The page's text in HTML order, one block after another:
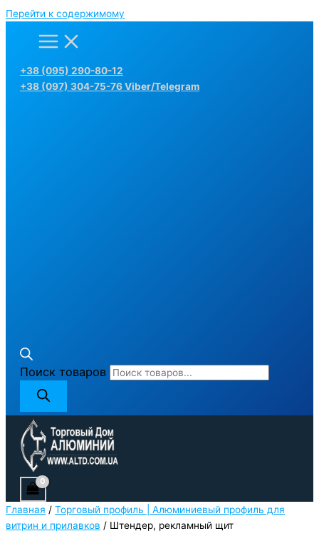
Перейти к содержимому
+38 (095) 290-80-12
+38 (097) 304-75-76 Viber/Telegram
Поиск товаров
Главная / Торговый профиль | Алюминиевый профиль для
витрин и прилавков / Штендер, рекламный щит